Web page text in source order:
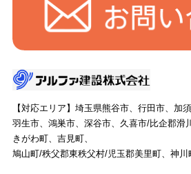
【対応エリア】埼玉県熊谷市、行田市、加
羽生市、鴻巣市、深谷市、久喜市/比企郡滑
きがわ町、吉見町、
鳩山町/秩父郡東秩父村/児玉郡美里町、神